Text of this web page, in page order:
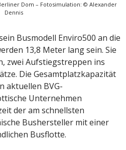
Dom – Fotosimulation: © Alexander
Dennis
Busmodell Enviro500 an die
13,8 Meter lang sein. Sie
zwei Aufstiegstreppen ins
Die Gesamtplatzkapazität
aktuellen BVG-
Unternehmen
der am schnellsten
Bushersteller mit einer
Busflotte.